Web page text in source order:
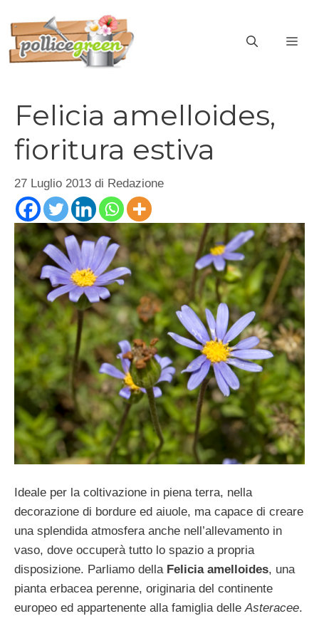
contenuto
Felicia amelloides,
fioritura estiva
27 Luglio 2013 di Redazione
Ideale per la coltivazione in piena terra, nella
decorazione di bordure ed aiuole, ma capace di creare
una splendida atmosfera anche nell’allevamento in
vaso, dove occuperà tutto lo spazio a propria
disposizione. Parliamo della Felicia amelloides, una
pianta erbacea perenne, originaria del continente
europeo ed appartenente alla famiglia delle Asteracee.